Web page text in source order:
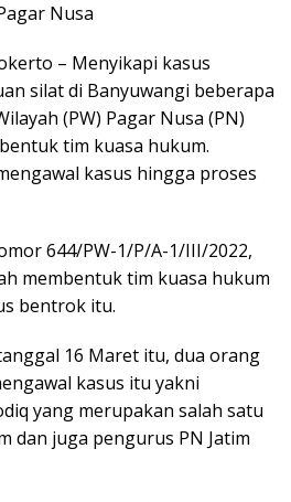
Nusa
– Menyikapi kasus
silat di Banyuwangi beberapa
(PW) Pagar Nusa (PN)
tim kuasa hukum.
kasus hingga proses
644/PW-1/P/A-1/III/2022,
membentuk tim kuasa hukum
bentrok itu.
16 Maret itu, dua orang
kasus itu yakni
yang merupakan salah satu
dan juga pengurus PN Jatim